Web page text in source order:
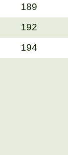
189
192
194